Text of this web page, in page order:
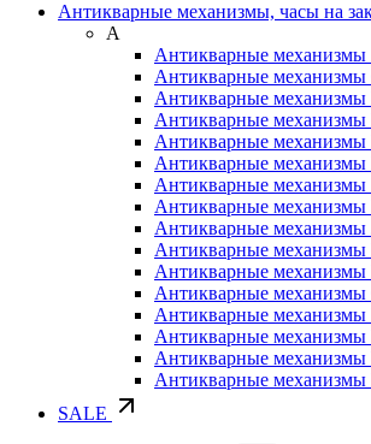
Антикварные механизмы, часы на
А
Антикварные механизмы
Антикварные механизмы
Антикварные механизмы
Антикварные механизмы
Антикварные механизмы
Антикварные механизмы
Антикварные механизмы
Антикварные механизмы
Антикварные механизмы
Антикварные механизмы
Антикварные механизмы
Антикварные механизмы
Антикварные механизмы
Антикварные механизмы
Антикварные механизмы
Антикварные механизмы
SALE